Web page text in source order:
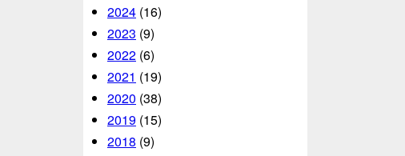
2024 (16)
2023 (9)
2022 (6)
2021 (19)
2020 (38)
2019 (15)
2018 (9)